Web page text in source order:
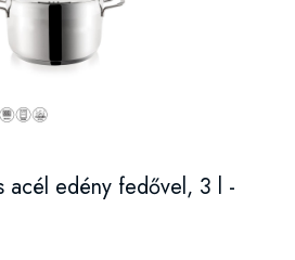
acél edény fedővel, 3 l -